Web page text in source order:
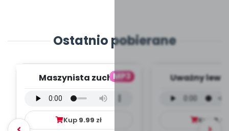
Ostatnio pobierane
MP3
Maszynista zuch -
mp3)
Kup 9.99 zł
Uważny lew
Kup 9.99